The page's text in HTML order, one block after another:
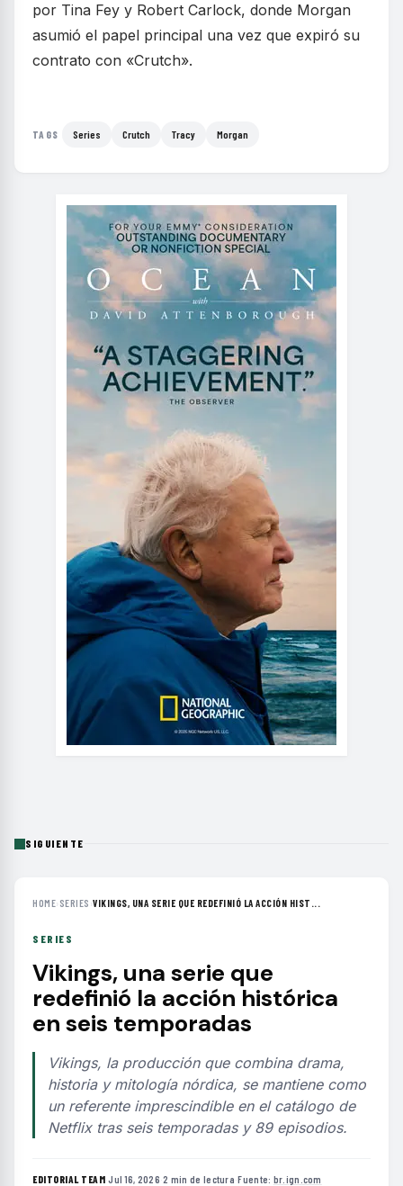
por Tina Fey y Robert Carlock, donde Morgan
asumió el papel principal una vez que expiró su
contrato con «Crutch».
TAGS Series Crutch Tracy Morgan
SIGUIENTE
HOME› SERIES ›VIKINGS, UNA SERIE QUE REDEFINIÓ LA ACCIÓN HIST...
SERIES
Vikings, una serie que
redefinió la acción histórica
en seis temporadas
Vikings, la producción que combina drama,
historia y mitología nórdica, se mantiene como
un referente imprescindible en el catálogo de
Netflix tras seis temporadas y 89 episodios.
EDITORIAL TEAM·Jul 16, 2026·2 min de lectura·Fuente: br.ign.com